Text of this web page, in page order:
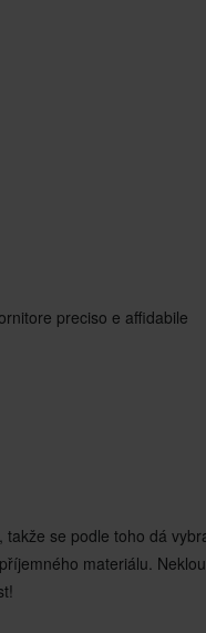
preciso e affidabile
se podle toho dá
materiálu.